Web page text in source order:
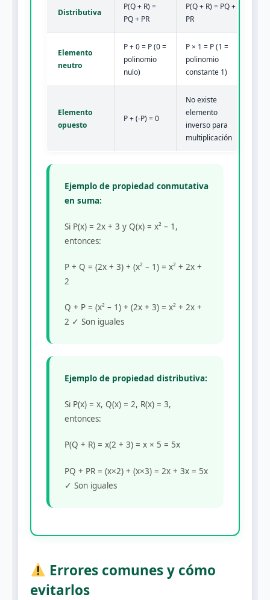
Distributiva
P(Q + R) =
PQ + PR
P(Q + R) = PQ +
PR
Elemento
neutro
P + 0 = P (0 =
polinomio
nulo)
P × 1 = P (1 =
polinomio
constante 1)
Elemento
opuesto
P + (-P) = 0
No existe
elemento
inverso para
multiplicación
Ejemplo de propiedad conmutativa
en suma:
Si P(x) = 2x + 3 y Q(x) = x² – 1,
entonces:
P + Q = (2x + 3) + (x² – 1) = x² + 2x +
2
Q + P = (x² – 1) + (2x + 3) = x² + 2x +
2 ✓ Son iguales
Ejemplo de propiedad distributiva:
Si P(x) = x, Q(x) = 2, R(x) = 3,
entonces:
P(Q + R) = x(2 + 3) = x × 5 = 5x
PQ + PR = (x×2) + (x×3) = 2x + 3x = 5x
✓ Son iguales
Errores comunes y cómo
evitarlos